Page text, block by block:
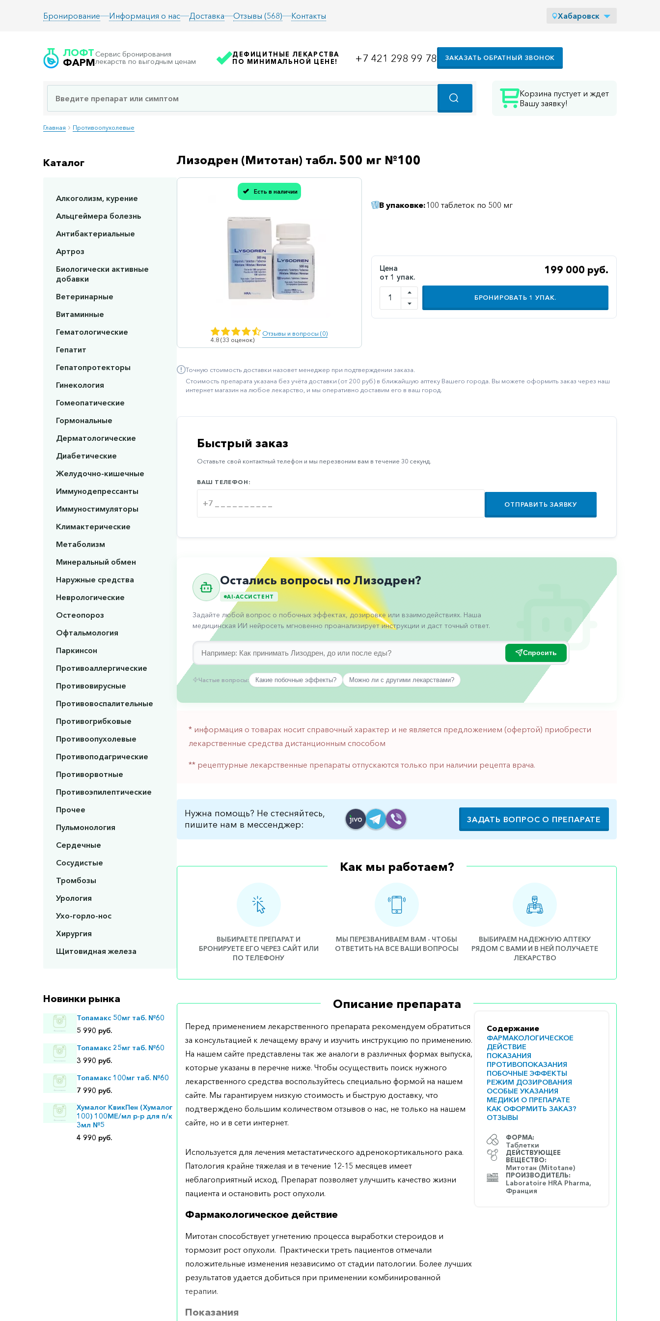
Бронирование Информация о нас Доставка Отзывы (568) Контакты Хабаровск
ЛОФТ
ФАРМ
Сервис бронирования
лекарств по выгодным ценам
Корзина пустует и ждет
Вашу заявку!
ДЕФИЦИТНЫЕ ЛЕКАРСТВА
ПО МИНИМАЛЬНОЙ ЦЕНЕ!
+7 421 298 99 78 ЗАКАЗАТЬ ОБРАТНЫЙ ЗВОНОК
Главная Противоопухолевые
Каталог
Алкоголизм, курение
Альцгеймера болезнь
Антибактериальные
Артроз
Биологически активные
добавки
Ветеринарные
Витаминные
Гематологические
Гепатит
Гепатопротекторы
Гинекология
Гомеопатические
Гормональные
Дерматологические
Диабетические
Желудочно-кишечные
Иммунодепрессанты
Иммуностимуляторы
Климактерические
Метаболизм
Минеральный обмен
Наружные средства
Неврологические
Остеопороз
Офтальмология
Паркинсон
Противоаллергические
Противовирусные
Противовоспалительные
Противогрибковые
Противоопухолевые
Противоподагрические
Противорвотные
Противоэпилептические
Прочее
Пульмонология
Сердечные
Сосудистые
Тромбозы
Урология
Ухо-горло-нос
Хирургия
Щитовидная железа
Новинки рынка
Топамакс 50мг таб. №60
5 990 руб.
Топамакс 25мг таб. №60
3 990 руб.
Топамакс 100мг таб. №60
7 990 руб.
Хумалог КвикПен (Хумалог
100) 100МЕ/мл р-р для п/к
3мл №5
4 990 руб.
Лизодрен (Митотан) табл. 500 мг №100
Есть в наличии
4.8 (33 оценок)
Отзывы и вопросы (0)
Спасибо, мы учли Вашу оценку!
В упаковке:100 таблеток по 500 мг
Цена
от 1 упак.
199 000 руб.
БРОНИРОВАТЬ 1 УПАК.
Точную стоимость доставки назовет менеджер при подтверждении заказа.
Стоимость препарата указана без учёта доставки (от 200 руб) в ближайшую аптеку Вашего города. Вы можете оформить заказ через наш
интернет магазин на любое лекарство, и мы оперативно доставим его в ваш город.
Быстрый заказ
Оставьте свой контактный телефон и мы перезвоним вам в течение 30 секунд.
ВАШ ТЕЛЕФОН:
ОТПРАВИТЬ ЗАЯВКУ
Остались вопросы по Лизодрен?
AI-АССИСТЕНТ
Задайте любой вопрос о побочных эффектах, дозировке или взаимодействиях. Наша
медицинская ИИ нейросеть мгновенно проанализирует инструкции и даст точный ответ.
Спросить
Частые вопросы: Какие побочные эффекты? Можно ли с другими лекарствами?
* информация о товарах носит справочный характер и не является предложением (офертой) приобрести
лекарственные средства дистанционным способом
** рецептурные лекарственные препараты отпускаются только при наличии рецепта врача.
Нужна помощь? Не стесняйтесь,
пишите нам в мессенджер:
ЗАДАТЬ ВОПРОС О ПРЕПАРАТЕ
Как мы работаем?
ВЫБИРАЕТЕ ПРЕПАРАТ И
БРОНИРУЕТЕ ЕГО ЧЕРЕЗ САЙТ ИЛИ
ПО ТЕЛЕФОНУ
МЫ ПЕРЕЗВАНИВАЕМ ВАМ - ЧТОБЫ
ОТВЕТИТЬ НА ВСЕ ВАШИ ВОПРОСЫ
ВЫБИРАЕМ НАДЕЖНУЮ АПТЕКУ
РЯДОМ С ВАМИ И В НЕЙ ПОЛУЧАЕТЕ
ЛЕКАРСТВО
Описание препарата
Содержание
ФАРМАКОЛОГИЧЕСКОЕ
ДЕЙСТВИЕ
ПОКАЗАНИЯ
ПРОТИВОПОКАЗАНИЯ
ПОБОЧНЫЕ ЭФФЕКТЫ
РЕЖИМ ДОЗИРОВАНИЯ
ОСОБЫЕ УКАЗАНИЯ
МЕДИКИ О ПРЕПАРАТЕ
КАК ОФОРМИТЬ ЗАКАЗ?
ОТЗЫВЫ
ФОРМА:
Таблетки
ДЕЙСТВУЮЩЕЕ
ВЕЩЕСТВО:
Митотан (Mitotane)
ПРОИЗВОДИТЕЛЬ:
Laboratoire HRA Pharma,
Франция
Перед применением лекарственного препарата рекомендуем обратиться
за консультацией к лечащему врачу и изучить инструкцию по применению.
На нашем сайте представлены так же аналоги в различных формах выпуска,
которые указаны в перечне ниже. Чтобы осуществить поиск нужного
лекарственного средства воспользуйтесь специально формой на нашем
сайте. Мы гарантируем низкую стоимость и быструю доставку, что
подтверждено большим количеством отзывов о нас, не только на нашем
сайте, но и в сети интернет.
Используется для лечения метастатического адренокортикального рака.
Патология крайне тяжелая и в течение 12-15 месяцев имеет
неблагоприятный исход. Препарат позволяет улучшить качество жизни
пациента и остановить рост опухоли.
Фармакологическое действие
Митотан способствует угнетению процесса выработки стероидов и
тормозит рост опухоли. Практически треть пациентов отмечали
положительные изменения независимо от стадии патологии. Более лучших
результатов удается добиться при применении комбинированной
терапии.
Показания